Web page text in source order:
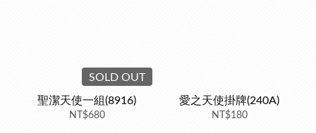
SOLD OUT
聖潔天使一組(8916)
NT$680
愛之天使掛牌(240A)
NT$180